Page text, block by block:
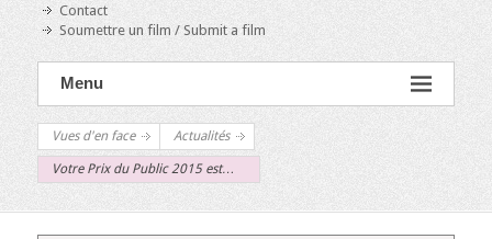
Contact
Soumettre un film / Submit a film
Menu
Vues d'en face Actualités
Votre Prix du Public 2015 est…